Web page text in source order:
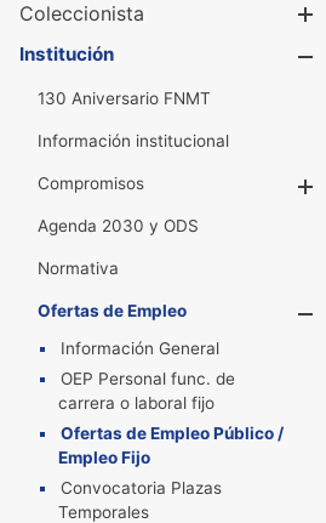
Coleccionista
Institución
130 Aniversario FNMT
Información institucional
Compromisos
Agenda 2030 y ODS
Normativa
Ofertas de Empleo
Información General
OEP Personal func. de
carrera o laboral fijo
Ofertas de Empleo Público /
Empleo Fijo
Convocatoria Plazas
Temporales